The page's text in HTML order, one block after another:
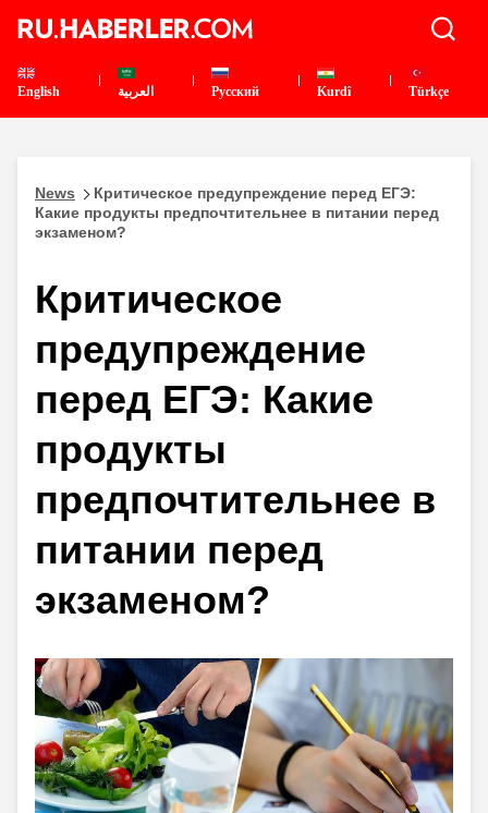
English العربية Pусский Kurdî Türkçe
News
Критическое предупреждение перед ЕГЭ:
Какие продукты предпочтительнее в питании перед
экзаменом?
Критическое
предупреждение
перед ЕГЭ: Какие
продукты
предпочтительнее в
питании перед
экзаменом?